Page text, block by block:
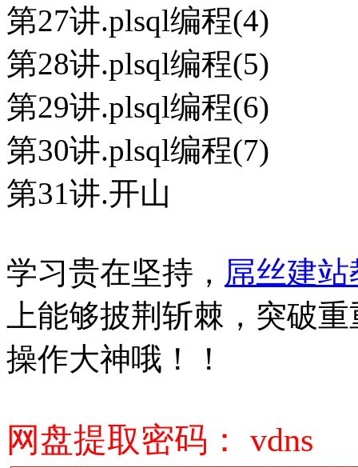
第27讲.plsql编程(4)
第28讲.plsql编程(5)
第29讲.plsql编程(6)
第30讲.plsql编程(7)
第31讲.开山
学习贵在坚持， 屌丝建
上能够披荆斩棘，突破
操作大神哦！！
网盘提取密码： vdns